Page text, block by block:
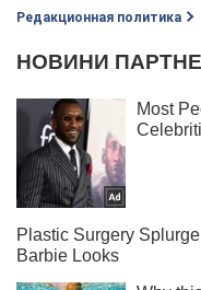
Редакционная политика